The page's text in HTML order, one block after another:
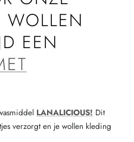
WOLLEN
EEN
LANALICIOUS! Dit
verzorgt en je wollen kleding